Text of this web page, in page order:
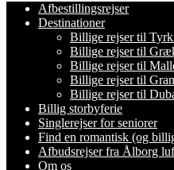
Afbestillingsrejser
Destinationer
Billige rejser til
Billige rejser til
Billige rejser til
Billige rejser til
Billige rejser til
Billig storbyferie
Singlerejser for seniorer
Find en romantisk (og
Afbudsrejser fra Ålborg
Om os